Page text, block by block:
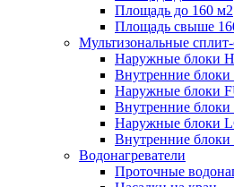
Площадь до 160 м2
Площадь свыше
Мультизональные
Наружные блоки
Внутренние
Hаружные блоки
Внутренние
Наружные блоки
Внутренние блоки
Водонагреватели
Проточные